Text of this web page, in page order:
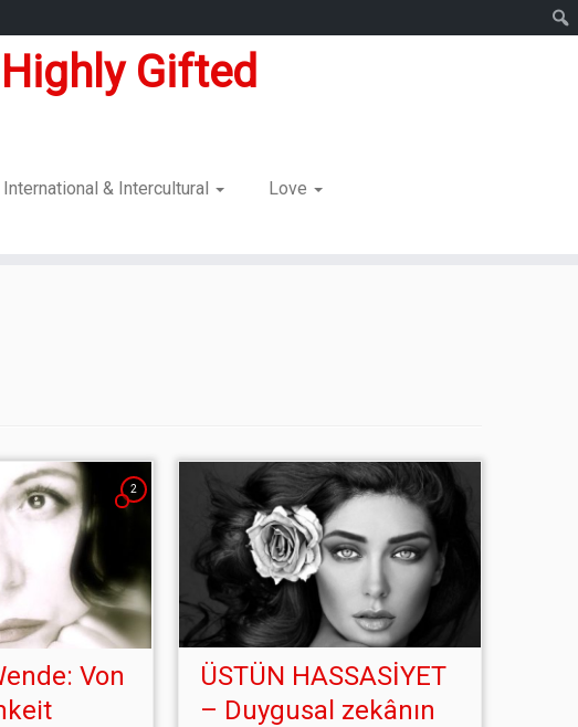
Gifted
International & Intercultural
Love
2
Von
ÜSTÜN HASSASİYET
– Duygusal zekânın